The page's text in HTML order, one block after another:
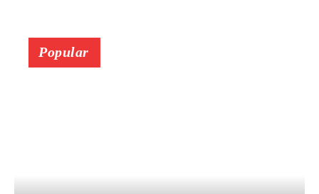
Popular